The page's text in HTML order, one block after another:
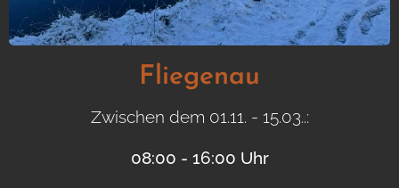
Fliegenau
Zwischen dem 01.11. - 15.03..:
08:00 - 16:00 Uhr